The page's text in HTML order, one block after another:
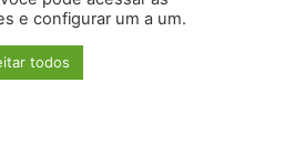
e configurar um a um.
todos